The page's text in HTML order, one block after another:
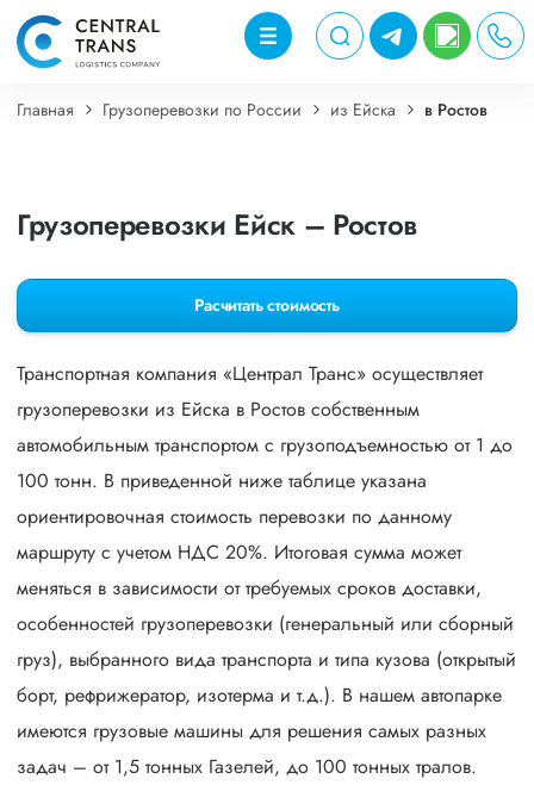
Главная Грузоперевозки по России из Ейска в Ростов
Грузоперевозки Ейск – Ростов
Расчитать стоимость
Транспортная компания «Централ Транс» осуществляет
грузоперевозки из Ейска в Ростов собственным
автомобильным транспортом с грузоподъемностью от 1 до
100 тонн. В приведенной ниже таблице указана
ориентировочная стоимость перевозки по данному
маршруту с учетом НДС 20%. Итоговая сумма может
меняться в зависимости от требуемых сроков доставки,
особенностей грузоперевозки (генеральный или сборный
груз), выбранного вида транспорта и типа кузова (открытый
борт, рефрижератор, изотерма и т.д.). В нашем автопарке
имеются грузовые машины для решения самых разных
задач – от 1,5 тонных Газелей, до 100 тонных тралов.